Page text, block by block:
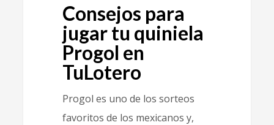
Consejos para
jugar tu quiniela
Progol en
TuLotero
Progol es uno de los sorteos
favoritos de los mexicanos y,